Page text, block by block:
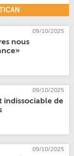
09/10/2025
nous
09/10/2025
indissociable de
09/10/2025